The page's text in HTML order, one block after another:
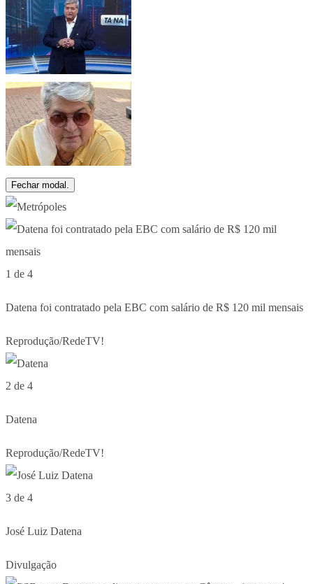
Fechar modal.
1 de 4
Datena foi contratado pela EBC com salário de R$ 120 mil mensais
Reprodução/RedeTV!
2 de 4
Datena
Reprodução/RedeTV!
3 de 4
José Luiz Datena
Divulgação